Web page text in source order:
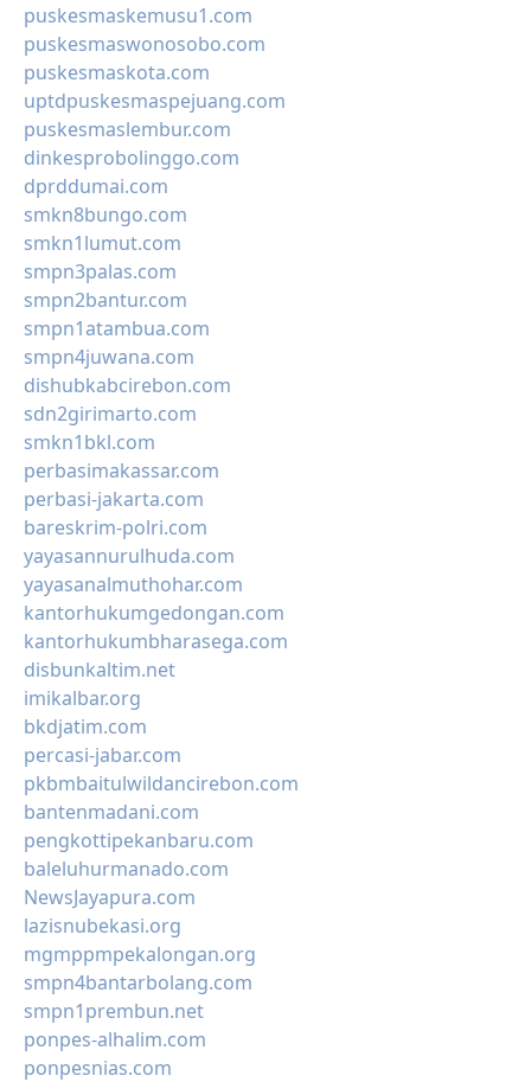
puskesmaskemusu1.com
puskesmaswonosobo.com
puskesmaskota.com
uptdpuskesmaspejuang.com
puskesmaslembur.com
dinkesprobolinggo.com
dprddumai.com
smkn8bungo.com
smkn1lumut.com
smpn3palas.com
smpn2bantur.com
smpn1atambua.com
smpn4juwana.com
dishubkabcirebon.com
sdn2girimarto.com
smkn1bkl.com
perbasimakassar.com
perbasi-jakarta.com
bareskrim-polri.com
yayasannurulhuda.com
yayasanalmuthohar.com
kantorhukumgedongan.com
kantorhukumbharasega.com
disbunkaltim.net
imikalbar.org
bkdjatim.com
percasi-jabar.com
pkbmbaitulwildancirebon.com
bantenmadani.com
pengkottipekanbaru.com
baleluhurmanado.com
NewsJayapura.com
lazisnubekasi.org
mgmppmpekalongan.org
smpn4bantarbolang.com
smpn1prembun.net
ponpes-alhalim.com
ponpesnias.com